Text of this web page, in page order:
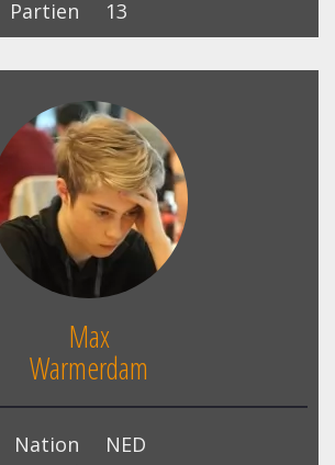
Partien
13
Max
Warmerdam
Nation
NED